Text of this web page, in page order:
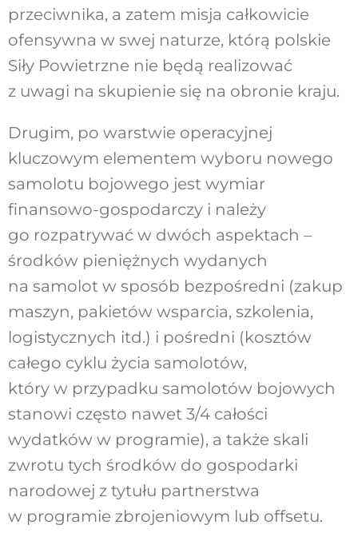
przeciwnika, a zatem misja całkowicie
ofensywna w swej naturze, którą polskie
Siły Powietrzne nie będą realizować
z uwagi na skupienie się na obronie kraju.
Drugim, po warstwie operacyjnej
kluczowym elementem wyboru nowego
samolotu bojowego jest wymiar
finansowo-gospodarczy i należy
go rozpatrywać w dwóch aspektach –
środków pieniężnych wydanych
na samolot w sposób bezpośredni (zakup
maszyn, pakietów wsparcia, szkolenia,
logistycznych itd.) i pośredni (kosztów
całego cyklu życia samolotów,
który w przypadku samolotów bojowych
stanowi często nawet 3/4 całości
wydatków w programie), a także skali
zwrotu tych środków do gospodarki
narodowej z tytułu partnerstwa
w programie zbrojeniowym lub offsetu.